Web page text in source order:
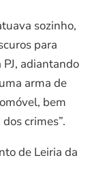
sozinho,
para
adiantando
arma de
bem
crimes”.
de Leiria da